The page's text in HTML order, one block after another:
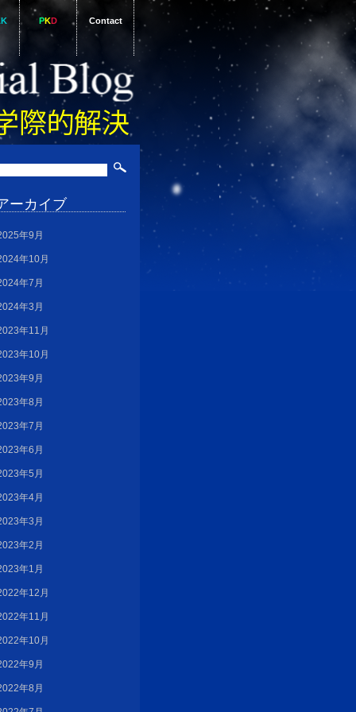
PKD Contact
ーカイブ
年9月
年10月
年7月
年3月
年11月
年10月
年9月
年8月
年7月
年6月
年5月
年4月
年3月
年2月
年1月
年12月
年11月
年10月
年9月
年8月